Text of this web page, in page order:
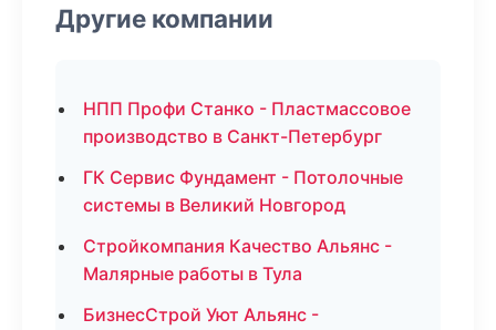
Другие компании
НПП Профи Станко - Пластмассовое
производство в Санкт-Петербург
ГК Сервис Фундамент - Потолочные
системы в Великий Новгород
Стройкомпания Качество Альянс -
Малярные работы в Тула
БизнесСтрой Уют Альянс -